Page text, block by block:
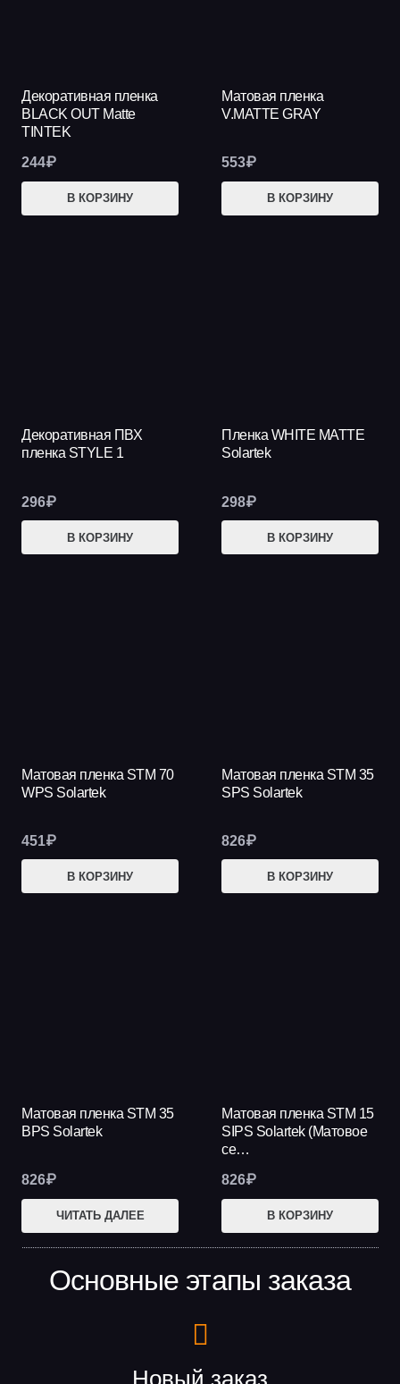
Декоративная пленка
BLACK OUT Matte
TINTEK
244₽
В КОРЗИНУ
Матовая пленка
V.MATTE GRAY
553₽
В КОРЗИНУ
Декоративная ПВХ
пленка STYLE 1
296₽
В КОРЗИНУ
Пленка WHITE MATTE
Solartek
298₽
В КОРЗИНУ
Матовая пленка STM 70
WPS Solartek
451₽
В КОРЗИНУ
Матовая пленка STM 35
SPS Solartek
826₽
В КОРЗИНУ
Матовая пленка STM 35
BPS Solartek
826₽
ЧИТАТЬ ДАЛЕЕ
Матовая пленка STM 15
SIPS Solartek (Матовое
се…
826₽
В КОРЗИНУ
Основные этапы заказа
Новый заказ